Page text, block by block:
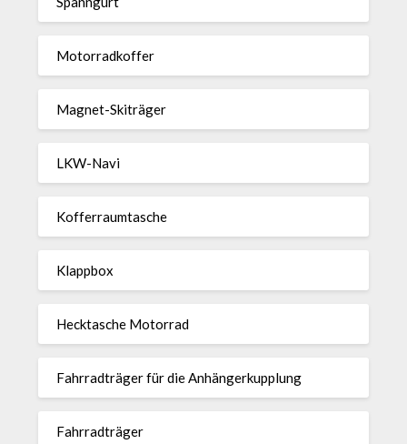
Motor­rad­koffer
Magnet-Ski­träger
LKW-Navi
Kof­fer­raum­ta­sche
Klappbox
Heck­ta­sche Motorrad
Fahr­rad­träger für die Anhän­ger­kup­p­lung
Fahr­rad­träger